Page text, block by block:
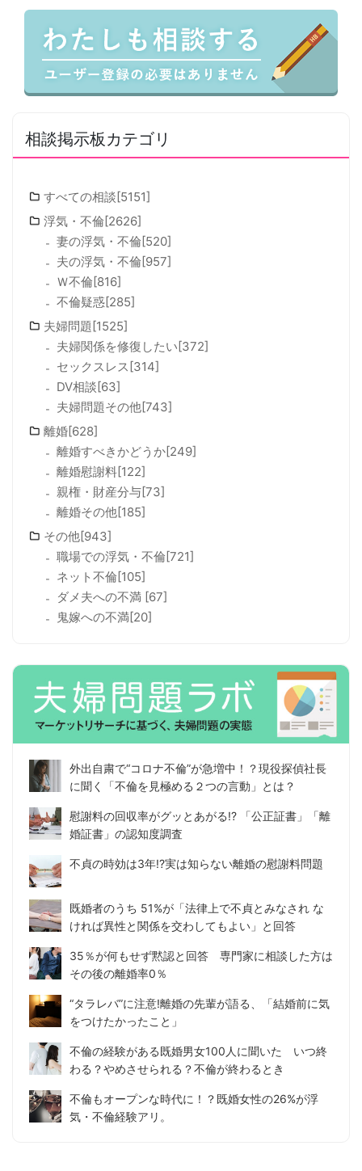
相談掲示板カテゴリ
すべての相談[5151]
浮気・不倫[2626]
妻の浮気・不倫[520]
夫の浮気・不倫[957]
Ｗ不倫[816]
不倫疑惑[285]
夫婦問題[1525]
夫婦関係を修復したい[372]
セックスレス[314]
DV相談[63]
夫婦問題その他[743]
離婚[628]
離婚すべきかどうか[249]
離婚慰謝料[122]
親権・財産分与[73]
離婚その他[185]
その他[943]
職場での浮気・不倫[721]
ネット不倫[105]
ダメ夫への不満 [67]
鬼嫁への不満[20]
外出自粛で“コロナ不倫”が急増中！？現役探偵社長
に聞く「不倫を見極める２つの言動」とは？
慰謝料の回収率がグッとあがる!? 「公正証書」「離
婚証書」の認知度調査
不貞の時効は3年!?実は知らない離婚の慰謝料問題
既婚者のうち 51%が「法律上で不貞とみなされ な
ければ異性と関係を交わしてもよい」と回答
35％が何もせず黙認と回答 専門家に相談した方は
その後の離婚率0％
“タラレバ”に注意!離婚の先輩が語る、「結婚前に気
をつけたかったこと」
不倫の経験がある既婚男女100人に聞いた いつ終
わる？やめさせられる？不倫が終わるとき
不倫もオープンな時代に！？既婚女性の26%が浮
気・不倫経験アリ。